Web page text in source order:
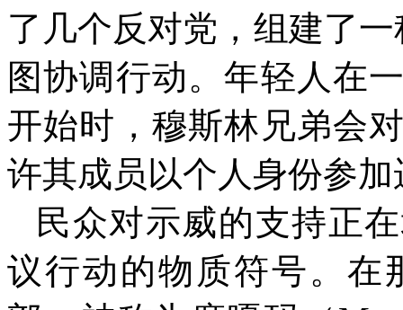
了几个反对党，组建了
图协调行动。年轻人在
开始时，穆斯林兄弟会
许其成员以个人身份参加
民众对示威的支持正
议行动的物质符号。在